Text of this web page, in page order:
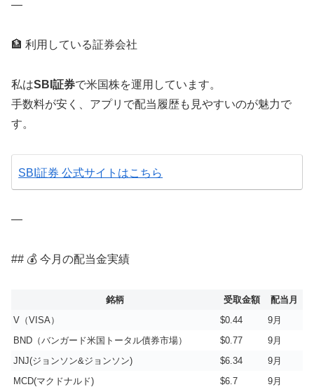
—
🏦 利用している証券会社
私はSBI証券で米国株を運用しています。
手数料が安く、アプリで配当履歴も見やすいのが魅力で
す。
SBI証券 公式サイトはこちら
—
## 💰 今月の配当金実績
銘柄 受取金額
配当月
V（VISA）
$0.44
9月
BND（バンガード米国トータル債券市場）
$0.77
9月
JNJ(ジョンソン&ジョンソン)
$6.34
9月
MCD(マクドナルド)
$6.7
9月